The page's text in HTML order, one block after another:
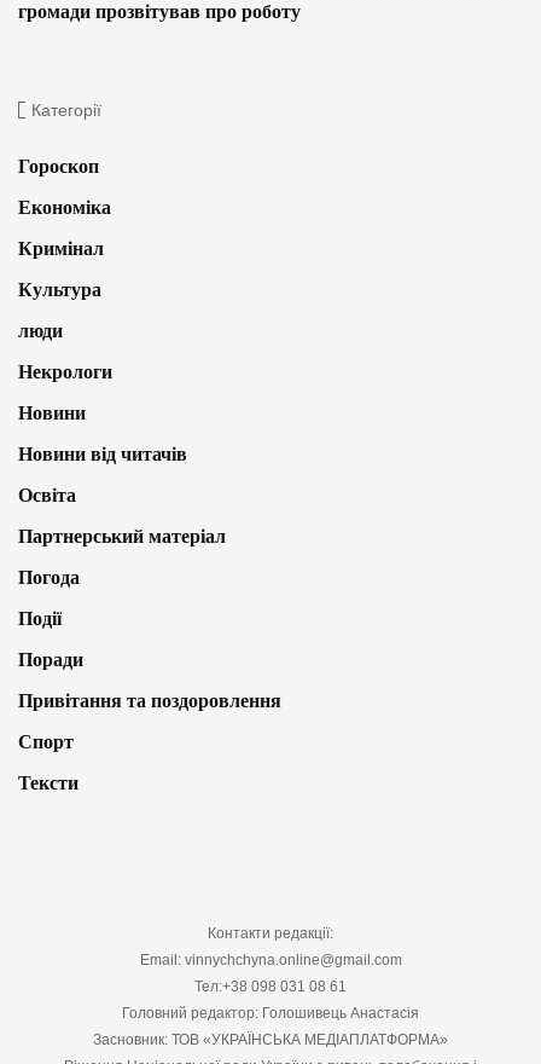
громади прозвітував про роботу
Категорії
Гороскоп
Економіка
Кримінал
Культура
люди
Некрологи
Новини
Новини від читачів
Освіта
Партнерський матеріал
Погода
Події
Поради
Привітання та поздоровлення
Спорт
Тексти
Контакти редакції:
Email: vinnychchyna.online@gmail.com
Тел:+38 098 031 08 61
Головний редактор: Голошивець Анастасія
Засновник: ТОВ «УКРАЇНСЬКА МЕДІАПЛАТФОРМА»